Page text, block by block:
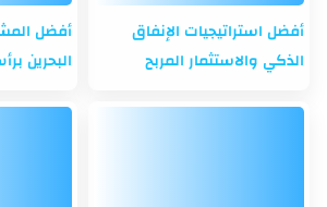
أفضل استراتيجيات الإنفاق
الذكي والاستثمار المربح
أفضل
البحرين